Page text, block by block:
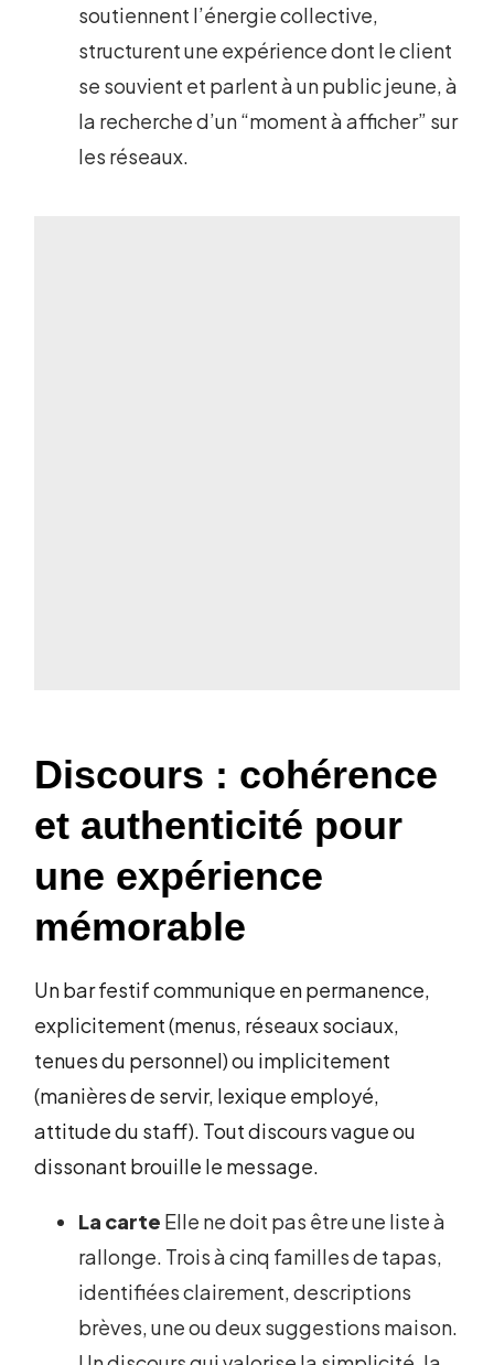
soutiennent l’énergie collective,
structurent une expérience dont le client
se souvient et parlent à un public jeune, à
la recherche d’un “moment à afficher” sur
les réseaux.
Discours : cohérence
et authenticité pour
une expérience
mémorable
Un bar festif communique en permanence,
explicitement (menus, réseaux sociaux,
tenues du personnel) ou implicitement
(manières de servir, lexique employé,
attitude du staff). Tout discours vague ou
dissonant brouille le message.
La carte Elle ne doit pas être une liste à
rallonge. Trois à cinq familles de tapas,
identifiées clairement, descriptions
brèves, une ou deux suggestions maison.